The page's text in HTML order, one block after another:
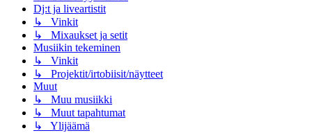
Dj:t ja liveartistit
↳ Vinkit
↳ Mixaukset ja setit
Musiikin tekeminen
↳ Vinkit
↳ Projektit/irtobiisit/näytteet
Muut
↳ Muu musiikki
↳ Muut tapahtumat
↳ Ylijäämä